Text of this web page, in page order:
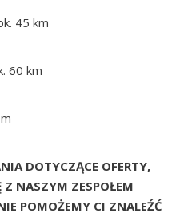
45 km
60 km
DOTYCZĄCE OFERTY,
Z NASZYM ZESPOŁEM
POMOŻEMY CI ZNALEŹĆ